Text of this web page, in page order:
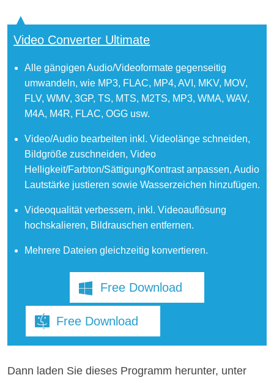
Video Converter Ultimate
Alle gängigen Audio/Videoformate gegenseitig
umwandeln, wie MP3, FLAC, MP4, AVI, MKV, MOV,
FLV, WMV, 3GP, TS, MTS, M2TS, MP3, WMA, WAV,
M4A, M4R, FLAC, OGG usw.
Video/Audio bearbeiten inkl. Videolänge schneiden,
Bildgröße zuschneiden, Video
Helligkeit/Farbton/Sättigung/Kontrast anpassen, Audio
Lautstärke justieren sowie Wasserzeichen hinzufügen.
Videoqualität verbessern, inkl. Videoauflösung
hochskalieren, Bildrauschen entfernen.
Mehrere Dateien gleichzeitig konvertieren.
Free Download
Free Download
Dann laden Sie dieses Programm herunter, unter